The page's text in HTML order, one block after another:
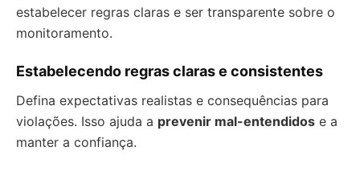
estabelecer regras claras e ser transparente sobre o
monitoramento.
Estabelecendo regras claras e consistentes
Defina expectativas realistas e consequências para
violações. Isso ajuda a prevenir mal-entendidos e a
manter a confiança.